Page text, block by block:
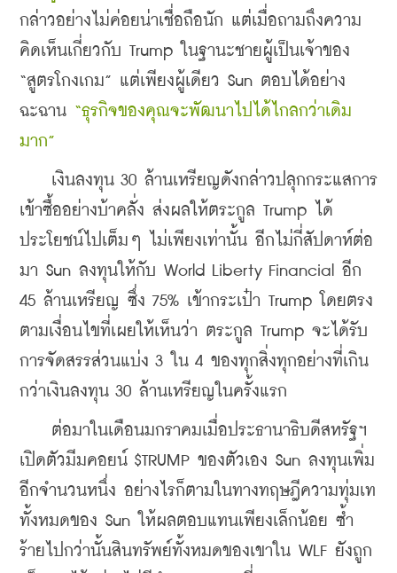
กล่าวอย่างไม่ค่อยน่าเชื่อถือนัก แต่เมื่อถามถึงความ
คิดเห็นเกี่ยวกับ Trump ในฐานะชายผู้เป็นเจ้าของ
“สูตรโกงเกม” แต่เพียงผู้เดียว Sun ตอบได้อย่าง
ฉะฉาน “ธุรกิจของคุณจะพัฒนาไปได้ไกลกว่าเดิม
มาก”
เงินลงทุน 30 ล้านเหรียญดังกล่าวปลุกกระแสการ
เข้าซื้ออย่างบ้าคลั่ง ส่งผลให้ตระกูล Trump ได้
ประโยชน์ไปเต็มๆ ไม่เพียงเท่านั้น อีกไม่กี่สัปดาห์ต่อ
มา Sun ลงทุนให้กับ World Liberty Financial อีก
45 ล้านเหรียญ ซึ่ง 75% เข้ากระเป๋า Trump โดยตรง
ตามเงื่อนไขที่เผยให้เห็นว่า ตระกูล Trump จะได้รับ
การจัดสรรส่วนแบ่ง 3 ใน 4 ของทุกสิ่งทุกอย่างที่เกิน
กว่าเงินลงทุน 30 ล้านเหรียญในครั้งแรก
ต่อมาในเดือนมกราคมเมื่อประธานาธิบดีสหรัฐฯ
เปิดตัวมีมคอยน์ $TRUMP ของตัวเอง Sun ลงทุนเพิ่ม
อีกจำนวนหนึ่ง อย่างไรก็ตามในทางทฤษฎีความทุ่มเท
ทั้งหมดของ Sun ให้ผลตอบแทนเพียงเล็กน้อย ซ้ำ
ร้ายไปกว่านั้นสินทรัพย์ทั้งหมดของเขาใน WLF ยังถูก